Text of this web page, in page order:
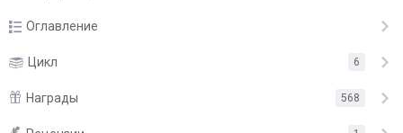
Оглавление
Глава 1 28.03.19
Глава 2 1.04.19
Глава 3 9.04.19
Цикл 6
Награды 568